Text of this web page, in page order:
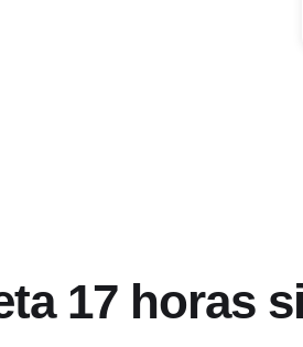
17 horas